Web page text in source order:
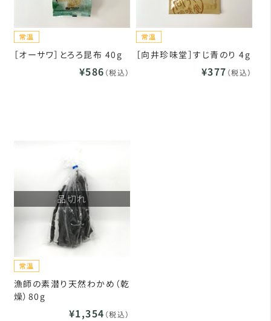
［オーサワ］とろろ昆布 40g
¥586 （税込）
［向井珍味堂］すじ青のり 4g
¥377 （税込）
品切れ
漁師の素潜り天然わかめ（乾
燥）80g
¥1,354 （税込）